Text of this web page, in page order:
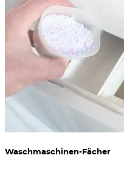
Waschmaschinen-Fächer